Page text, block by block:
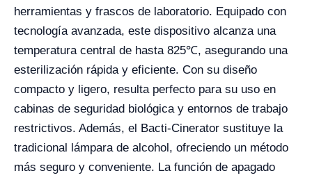
herramientas y frascos de laboratorio. Equipado con
tecnología avanzada, este dispositivo alcanza una
temperatura central de hasta 825℃, asegurando una
esterilización rápida y eficiente. Con su diseño
compacto y ligero, resulta perfecto para su uso en
cabinas de seguridad biológica y entornos de trabajo
restrictivos. Además, el Bacti-Cinerator sustituye la
tradicional lámpara de alcohol, ofreciendo un método
más seguro y conveniente. La función de apagado